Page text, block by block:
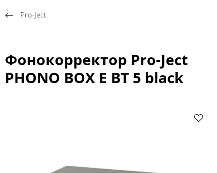
Pro-Ject
Фонокорректор Pro-Ject
PHONO BOX E BT 5 black